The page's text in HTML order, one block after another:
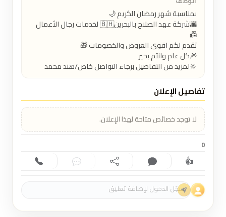
🌆شركة عهد الصلاح بالبحرين⁦🇧🇭⁩ لخدمات رجال الأعمال
🔆لمزيد من التفاصيل برجاء التواصل خاص/هند محمد
تفاصيل الإعلان
لا توجد خصائص متاحة لهذا الإعلان.
0
👍إعجاب (0) تعليق (0) مشاركة دردشة اتصال